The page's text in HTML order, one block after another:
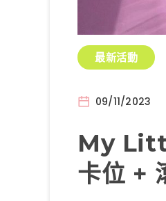
最新活動
09/11/2023
My
卡位 +